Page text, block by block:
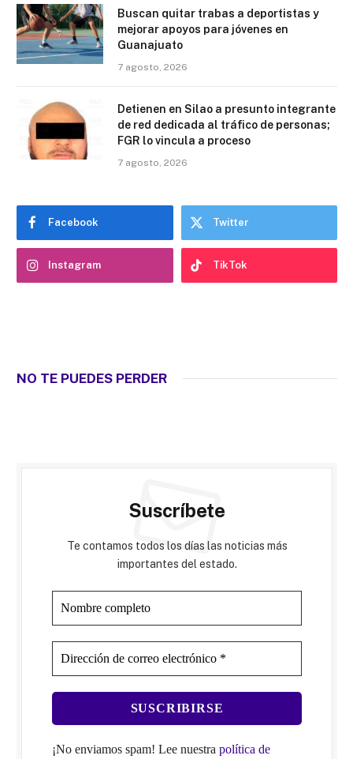
Buscan quitar trabas a deportistas y
mejorar apoyos para jóvenes en
Guanajuato
7 agosto, 2026
Detienen en Silao a presunto integrante
de red dedicada al tráfico de personas;
FGR lo vincula a proceso
7 agosto, 2026
Facebook Twitter
Instagram TikTok
NO TE PUEDES PERDER
Suscríbete
Te contamos todos los días las noticias más
importantes del estado.
¡No enviamos spam! Lee nuestra política de